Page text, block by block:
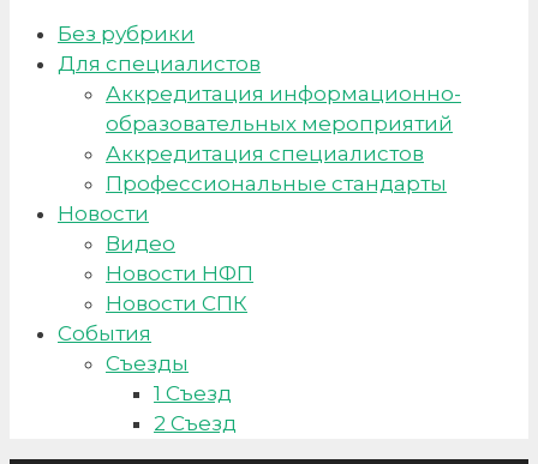
Без рубрики
Для специалистов
Аккредитация информационно-
образовательных мероприятий
Аккредитация специалистов
Профессиональные стандарты
Новости
Видео
Новости НФП
Новости СПК
События
Съезды
1 Съезд
2 Съезд